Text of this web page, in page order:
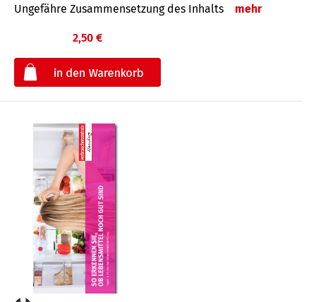
Ungefähre Zusammensetzung des Inhalts mehr
2,50 €